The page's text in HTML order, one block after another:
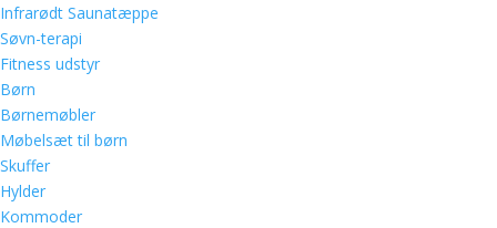
Infrarødt Saunatæppe
Søvn-terapi
Fitness udstyr
Børn
Børnemøbler
Møbelsæt til børn
Skuffer
Hylder
Kommoder